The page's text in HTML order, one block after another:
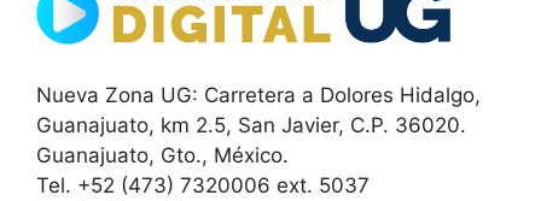
Nueva Zona UG: Carretera a Dolores Hidalgo,
Guanajuato, km 2.5, San Javier, C.P. 36020.
Guanajuato, Gto., México.
Tel. +52 (473) 7320006 ext. 5037